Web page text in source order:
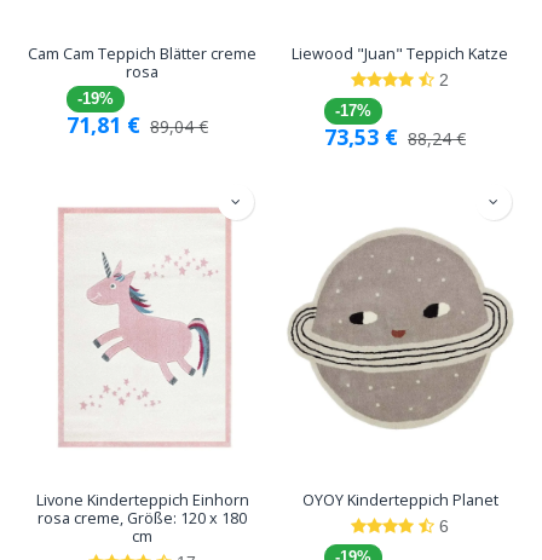
Cam Cam Teppich Blätter creme
rosa
-19%
71,81 € 89,04€
Liewood "Juan" Teppich Katze
2
-17%
73,53 € 88,24€
Livone Kinderteppich Einhorn
rosa creme, Größe: 120 x 180
cm
OYOY Kinderteppich Planet
6